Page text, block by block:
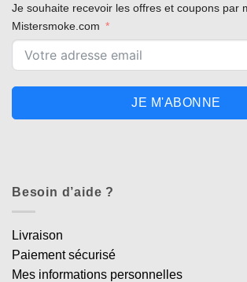
Je souhaite recevoir les offres et coupons par
Mistersmoke.com
JE M'ABONNE
Besoin d’aide ?
Livraison
Paiement sécurisé
Mes informations personnelles